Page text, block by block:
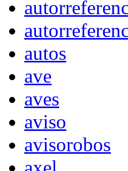
autos
ave
aves
aviso
avisorobos